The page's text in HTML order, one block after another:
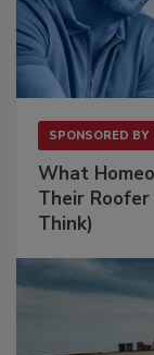
SPONSORED BY
What
Their
Think)